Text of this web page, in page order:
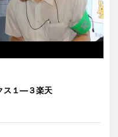
ス１―３楽天